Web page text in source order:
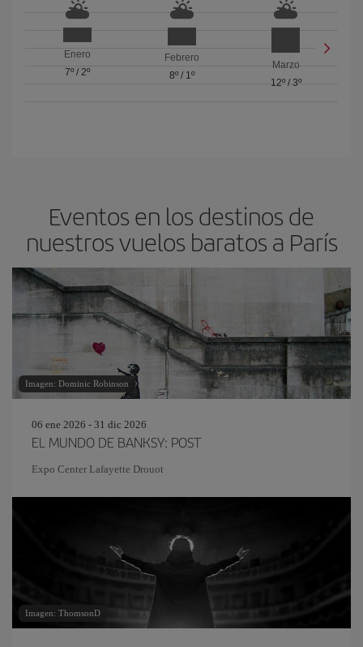
Enero
7º/ 2º
Febrero
8º/ 1º
Marzo
12º/ 3º
Eventos en los destinos de
nuestros vuelos baratos a París
Imagen: Dominic Robinson
06 ene 2026 - 31 dic 2026
EL MUNDO DE BANKSY: POST
Expo Center Lafayette Drouot
Imagen: ThomsonD